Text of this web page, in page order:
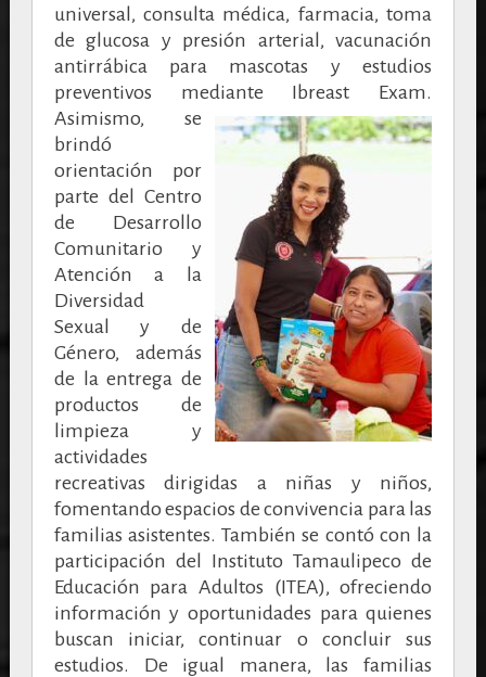
universal, consulta médica, farmacia, toma
de glucosa y presión arterial, vacunación
antirrábica para mascotas y estudios
preventivos mediante Ibreast Exam.
Asimismo, se
brindó
orientación por
parte del Centro
de Desarrollo
Comunitario y
Atención a la
Diversidad
Sexual y de
Género, además
de la entrega de
productos de
limpieza y
actividades
recreativas dirigidas a niñas y niños,
fomentando espacios de convivencia para las
familias asistentes. También se contó con la
participación del Instituto Tamaulipeco de
Educación para Adultos (ITEA), ofreciendo
información y oportunidades para quienes
buscan iniciar, continuar o concluir sus
estudios. De igual manera, las familias